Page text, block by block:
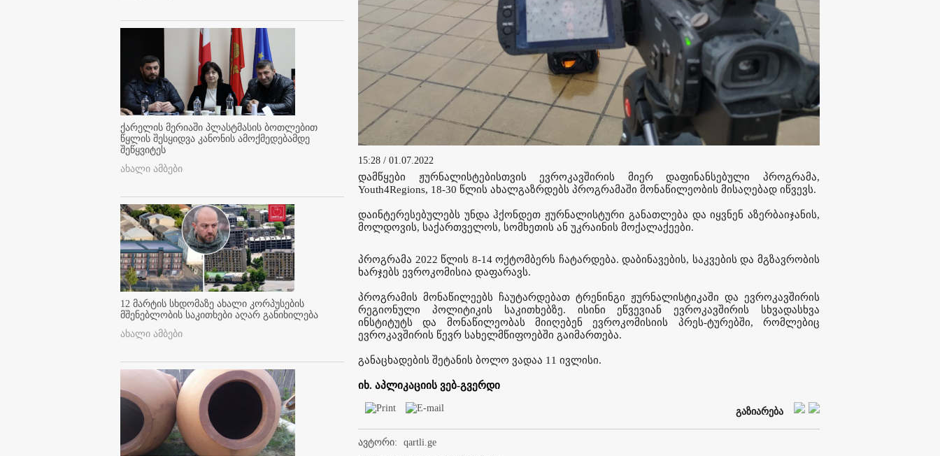
ქარელის მერიაში პლასტმასის ბოთლებით
წყლის შესყიდვა კანონის ამოქმედებამდე
შეწყვიტეს
ახალი ამბები
12 მარტის სხდომაზე ახალი კორპუსების
მშენებლობის საკითხები აღარ განიხილება
ახალი ამბები
15:28 / 01.07.2022
დამწყები ჟურნალისტებისთვის ევროკავშირის მიერ დაფინანსებული პროგრამა,
Youth4Regions, 18-30 წლის ახალგაზრდებს პროგრამაში მონაწილეობის მისაღებად იწვევს.
დაინტერესებულებს უნდა ჰქონდეთ ჟურნალისტური განათლება და იყვნენ აზერბაიჯანის,
მოლდოვის, საქართველოს, სომხეთის ან უკრაინის მოქალაქეები.
პროგრამა 2022 წლის 8-14 ოქტომბერს ჩატარდება. დაბინავების, საკვების და მგზავრობის
ხარჯებს ევროკომისია დაფარავს.
პროგრამის მონაწილეებს ჩაუტარდებათ ტრენინგი ჟურნალისტიკაში და ევროკავშირის
რეგიონული პოლიტიკის საკითხებზე. ისინი ეწვევიან ევროკავშირის სხვადასხვა
ინსტიტუტს და მონაწილეობას მიიღებენ ევროკომისიის პრეს-ტურებში, რომლებიც
ევროკავშირის წევრ სახელმწიფოებში გაიმართება.
განაცხადების შეტანის ბოლო ვადაა 11 ივლისი.
იხ. აპლიკაციის ვებ-გვერდი
გაზიარება
ავტორი:
qartli.ge